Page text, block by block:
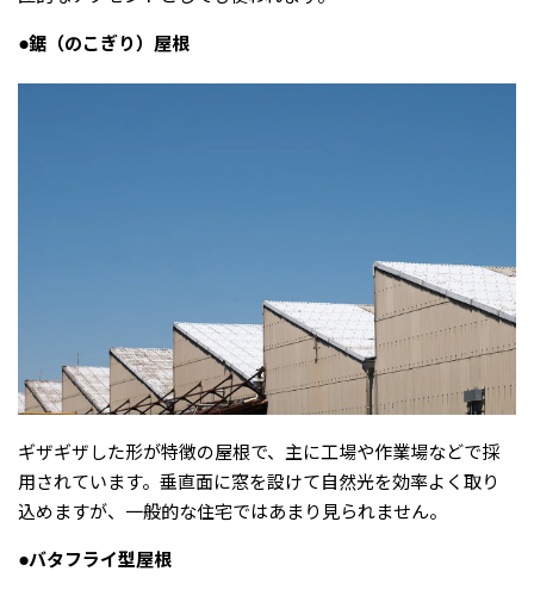
●鋸（のこぎり）屋根
ギザギザした形が特徴の屋根で、主に工場や作業場などで採
用されています。垂直面に窓を設けて自然光を効率よく取り
込めますが、一般的な住宅ではあまり見られません。
●バタフライ型屋根